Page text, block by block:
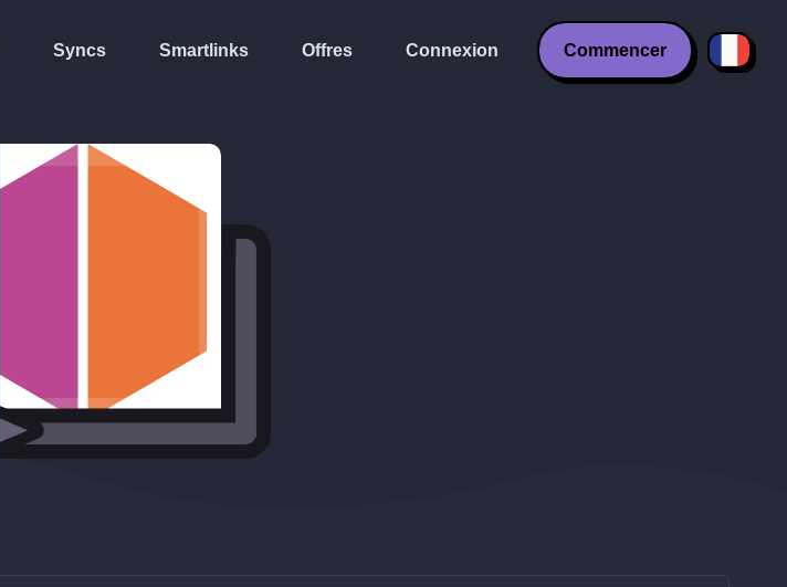
Syncs Smartlinks Offres Connexion Commencer